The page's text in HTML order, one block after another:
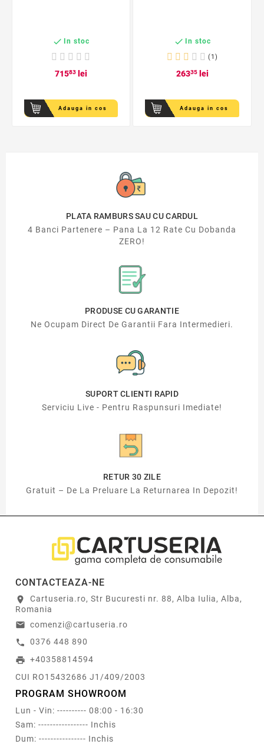
 In stoc
71583lei
Adauga in cos
 In stoc
(1)
26335lei
Adauga in cos
PLATA RAMBURS SAU CU CARDUL
4 Banci Partenere – Pana La 12 Rate Cu Dobanda
ZERO!
PRODUSE CU GARANTIE
Ne Ocupam Direct De Garantii Fara Intermedieri.
SUPORT CLIENTI RAPID
Serviciu Live - Pentru Raspunsuri Imediate!
RETUR 30 ZILE
Gratuit – De La Preluare La Returnarea In Depozit!
CONTACTEAZA-NE
location_on
Cartuseria.ro, Str Bucuresti nr. 88, Alba Iulia, Alba,
Romania
email comenzi@cartuseria.ro
call 0376 448 890
print +40358814594
CUI RO15432686 J1/409/2003
PROGRAM SHOWROOM
Lun - Vin: ---------- 08:00 - 16:30
Sam: ----------------- Inchis
Dum: ---------------- Inchis